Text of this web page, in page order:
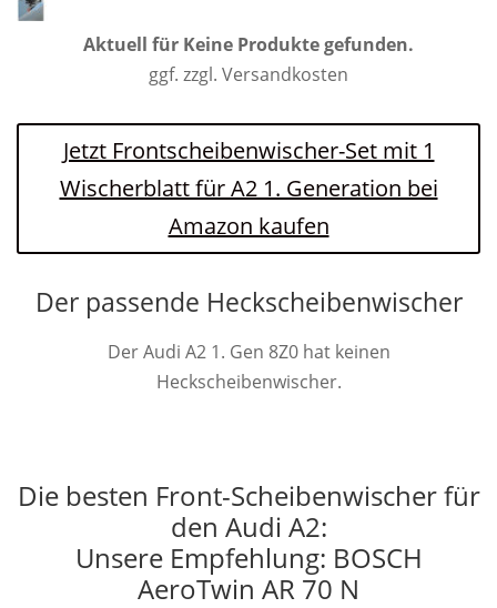
Aktuell für Keine Produkte gefunden.
ggf. zzgl. Versandkosten
Jetzt Frontscheibenwischer-Set mit 1
Wischerblatt für A2 1. Generation bei
Amazon kaufen
Der passende Heckscheibenwischer
Der Audi A2 1. Gen 8Z0 hat keinen
Heckscheibenwischer.
Die besten Front-Scheibenwischer für
den Audi A2:
Unsere Empfehlung: BOSCH
AeroTwin AR 70 N